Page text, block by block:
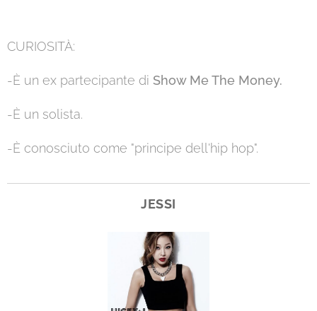
CURIOSITÀ:
-È un ex partecipante di Show Me The Money.
-È un solista.
-È conosciuto come "principe dell'hip hop".
JESSI